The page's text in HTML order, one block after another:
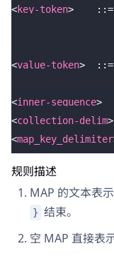
<key-token>
    ::=
<value-token>
  ::=
<inner-sequence>
<collection-delim>
<map_key_delimiter
规则描述
MAP 的文本表
} 结束。
空 MAP 直接表